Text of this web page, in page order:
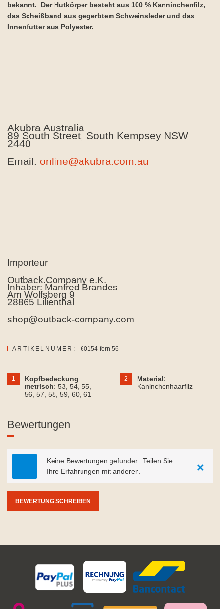
bekannt. Der Hutkörper besteht aus 100 % Kanninchenfilz,
das Scheißband aus gegerbtem Schweinsleder und das
Innenfutter aus Polyester.
Akubra Australia
89 South Street, South Kempsey NSW
2440
Email: online@akubra.com.au
Importeur
Outback.Company e.K.
Inhaber: Manfred Brandes
Am Wolfsberg 9
28865 Lilienthal
shop@outback-company.com
ARTIKELNUMER: 60154-fern-56
1
Kopfbedeckung
metrisch: 53 , 54 , 55
56 , 57 , 58 , 59 , 60 , 61
2
Material:
Kaninchenhaarfilz
Bewertungen
Keine Bewertungen gefunden. Teilen Sie
Ihre Erfahrungen mit anderen.
×
BEWERTUNG SCHREIBEN